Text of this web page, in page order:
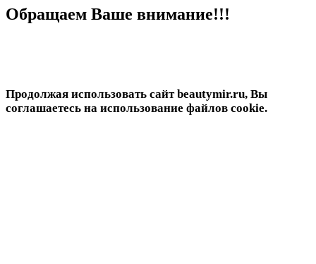
Обращаем Ваше внимание!!!
Продолжая использовать сайт beautymir.ru, Вы
соглашаетесь на использование файлов cookie.